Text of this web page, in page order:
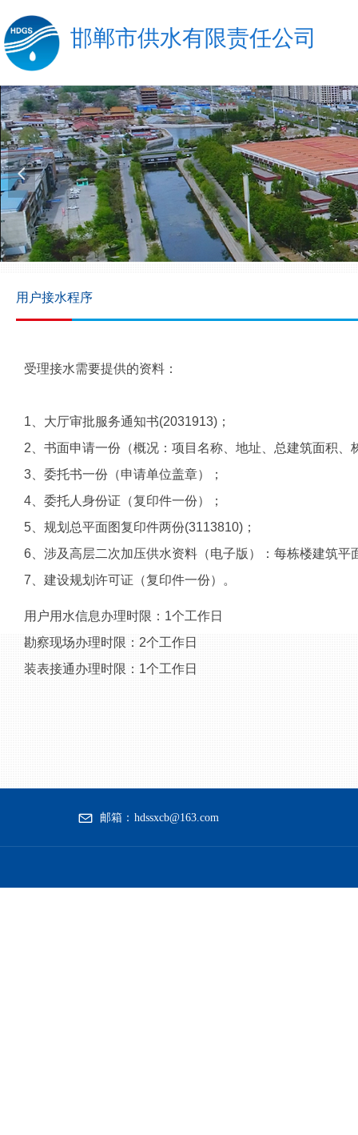
邯郸市供水有限责任公司
넳
用户接水程序
受理接水需要提供的资料：
1、大厅审批服务通知书(2031913)；
2、书面申请一份（概况：项目名称、地址、总建筑面积、
3、委托书一份（申请单位盖章）；
4、委托人身份证（复印件一份）；
5、规划总平面图复印件两份(3113810)；
6、涉及高层二次加压供水资料（电子版）：每栋楼建筑
7、建设规划许可证（复印件一份）。
用户用水信息办理时限： 1个工作日
勘察现场办理时限： 2个工作日
装表接通办理时限： 1个工作日
邮箱： hdssxcb@163.com